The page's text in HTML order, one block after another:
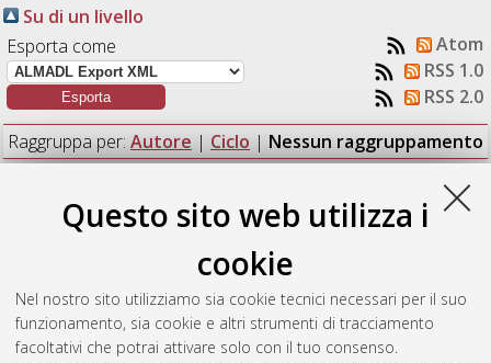
Questo sito web utilizza i
cookie
Nel nostro sito utilizziamo sia cookie tecnici necessari per il suo
funzionamento, sia cookie e altri strumenti di tracciamento
facoltativi che potrai attivare solo con il tuo consenso.
Su di un livello
Esporta come
Atom
RSS 1.0
RSS 2.0
Raggruppa per: Autore | Ciclo | Nessun raggruppamento
Palermo, Michele(2014)La risposta sismica di elementi
, [Dissertation thesis], Alma Mater
Studiorum Università di Bologna. Dottorato di ricerca in
Ingegneria civile e ambientale, 26 Ciclo. DOI
10.6092/unibo/amsdottorato/6615.